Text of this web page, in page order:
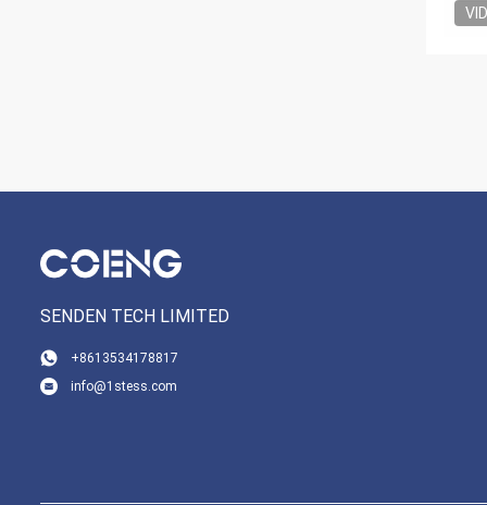
SENDEN TECH LIMITED
+8613534178817
info@1stess.com